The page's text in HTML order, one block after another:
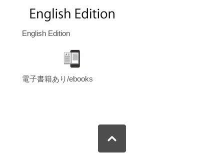
English Edition
電子書籍あり/ebooks